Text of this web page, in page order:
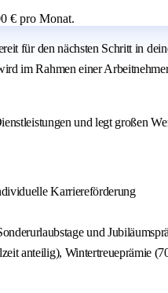
€ pro Monat.
für den nächsten Schritt in
im Rahmen einer
und legt großen
Karriereförderung
und
anteilig), Wintertreueprämie